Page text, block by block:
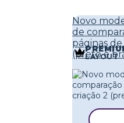
Novo
de
páginas
(preto e
LAYOUT